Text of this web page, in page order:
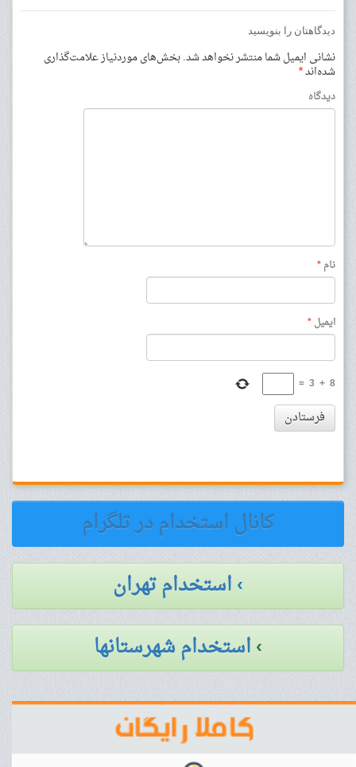
دیدگاهتان را بنویسید
نشانی ایمیل شما منتشر نخواهد شد.بخش‌های موردنیاز علامت‌گذاری
شده‌اند*
دیدگاه
نام*
ایمیل*
8
+
3
=
فرستادن
کانال استخدام در تلگرام
› استخدام تهران
›استخدام شهرستانها